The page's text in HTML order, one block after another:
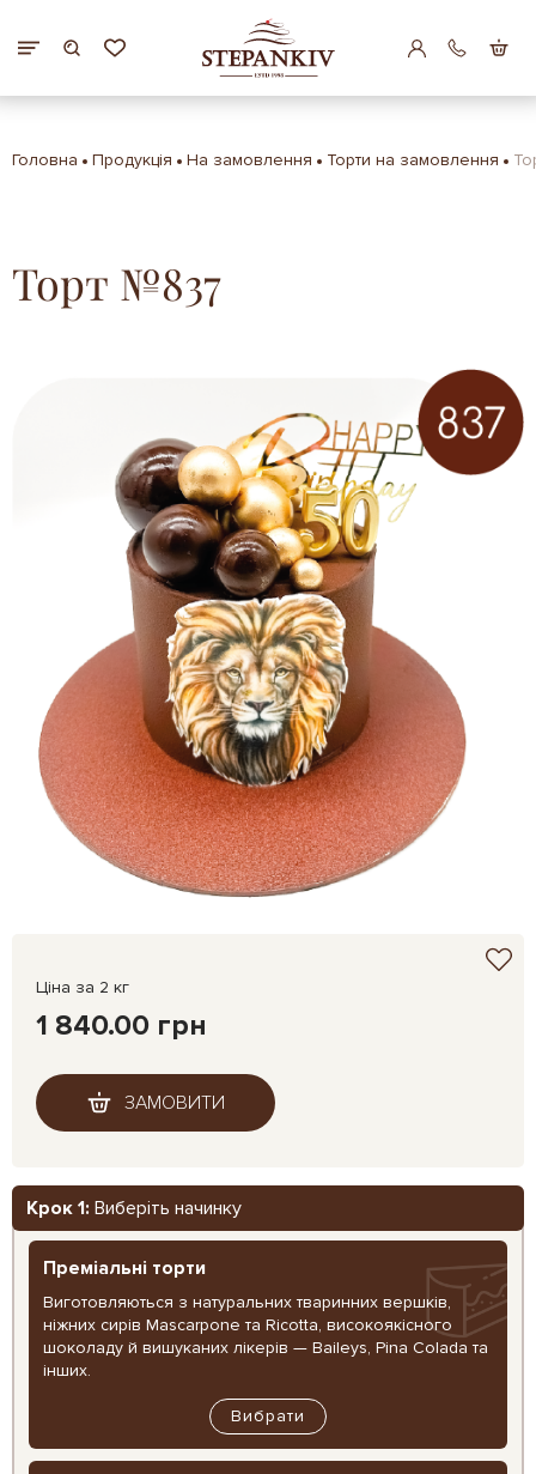
Головна Продукція На замовлення Торти на замовлення
Торт №837
Ціна за 2 кг
1 840.00 грн
ЗАМОВИТИ
Крок 1: Виберіть начинку
Преміальні торти
Виготовляються з натуральних тваринних вершків,
ніжних сирів Mascarpone та Ricotta, високоякісного
шоколаду й вишуканих лікерів — Baileys, Pina Colada та
інших.
Вибрати